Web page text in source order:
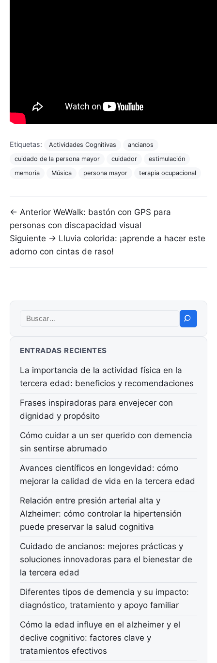
Etiquetas: Actividades Cognitivas
ancianos
cuidado de la persona mayor
cuidador
estimulación
memoria
Música persona mayor terapia ocupacional
Navegación de entradas
← Anterior WeWalk: bastón con GPS para
personas con discapacidad visual
Siguiente → Lluvia colorida: ¡aprende a hacer este
adorno con cintas de raso!
Buscar:
ENTRADAS RECIENTES
La importancia de la actividad física en la
tercera edad: beneficios y recomendaciones
Frases inspiradoras para envejecer con
dignidad y propósito
Cómo cuidar a un ser querido con demencia
sin sentirse abrumado
Avances científicos en longevidad: cómo
mejorar la calidad de vida en la tercera edad
Relación entre presión arterial alta y
Alzheimer: cómo controlar la hipertensión
puede preservar la salud cognitiva
Cuidado de ancianos: mejores prácticas y
soluciones innovadoras para el bienestar de
la tercera edad
Diferentes tipos de demencia y su impacto:
diagnóstico, tratamiento y apoyo familiar
Cómo la edad influye en el alzheimer y el
declive cognitivo: factores clave y
tratamientos efectivos